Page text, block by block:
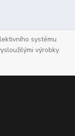
systému
výrobky.